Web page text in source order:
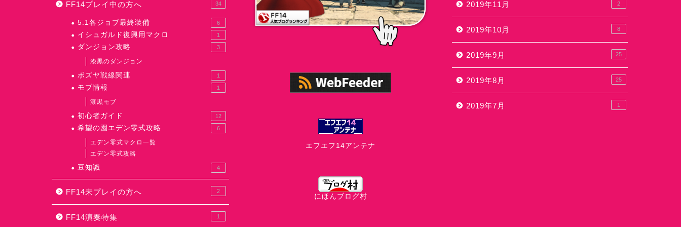
FF14プレイ中の方へ 34
5.1各ジョブ最終装備 6
イシュガルド復興用マクロ 1
ダンジョン攻略 3
漆黒のダンジョン
ボズヤ戦線関連 1
モブ情報 1
漆黒モブ
初心者ガイド 12
希望の園エデン零式攻略 6
エデン零式マクロ一覧
エデン零式攻略
豆知識 4
FF14未プレイの方へ 2
FF14演奏特集 1
エフエフ14アンテナ
にほんブログ村
2019年11月 2
2019年10月 8
2019年9月 25
2019年8月 25
2019年7月 1